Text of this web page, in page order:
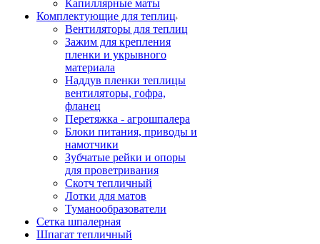
Капиллярные маты
Комплектующие для теплиц
Вентиляторы для теплиц
Зажим для крепления
пленки и укрывного
материала
Наддув пленки теплицы
вентиляторы, гофра,
фланец
Перетяжка - агрошпалера
Блоки питания, приводы и
намотчики
Зубчатые рейки и опоры
для проветривания
Скотч тепличный
Лотки для матов
Туманообразователи
Сетка шпалерная
Шпагат тепличный